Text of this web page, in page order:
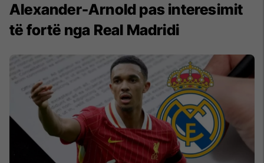
Alexander-Arnold pas interesimit
të fortë nga Real Madridi